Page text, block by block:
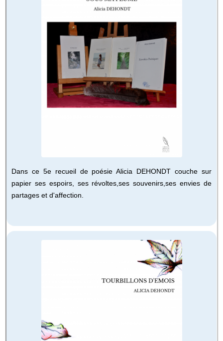
Dans ce 5e recueil de poésie Alicia DEHONDT couche sur
papier ses espoirs, ses révoltes,ses souvenirs,ses envies de
partages et d'affection.